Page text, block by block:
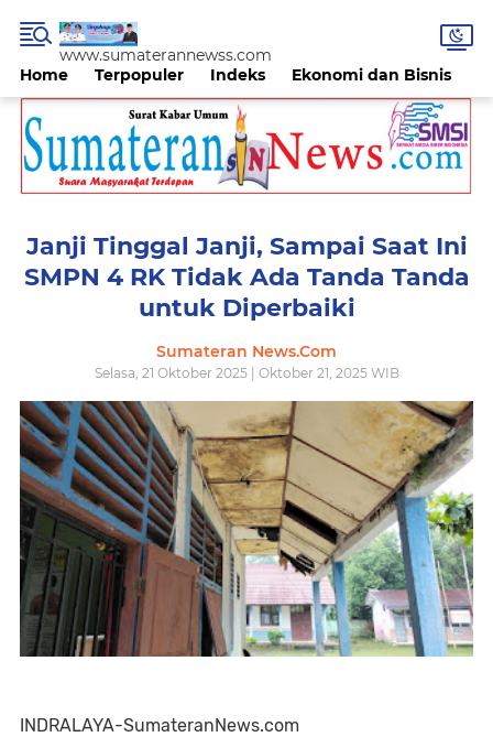
Home Terpopuler Indeks Ekonomi dan Bisnis
www.sumaterannewss.com
Janji Tinggal Janji, Sampai Saat Ini
SMPN 4 RK Tidak Ada Tanda Tanda
untuk Diperbaiki
Sumateran News.Com
Selasa, 21 Oktober 2025 | Oktober 21, 2025 WIB
INDRALAYA-SumateranNews.com